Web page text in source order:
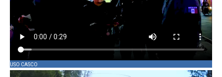
USO CASCO